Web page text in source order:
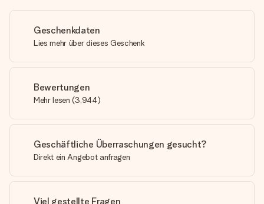
Geschenkdaten
Lies mehr über dieses Geschenk
Bewertungen
Mehr lesen (3,944)
Geschäftliche Überraschungen gesucht?
Direkt ein Angebot anfragen
Viel gestellte Fragen